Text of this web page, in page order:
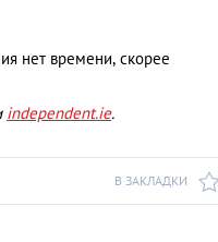
нет времени, скорее
independent.ie.
В ЗАКЛАДКИ